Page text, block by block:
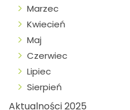
Marzec
Kwiecień
Maj
Czerwiec
Lipiec
Sierpień
Aktualności 2025